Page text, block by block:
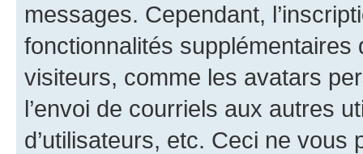
messages. Cependant,
fonctionnalités
visiteurs, comme les avatars
l’envoi de courriels aux autres
d’utilisateurs, etc. Ceci ne vous